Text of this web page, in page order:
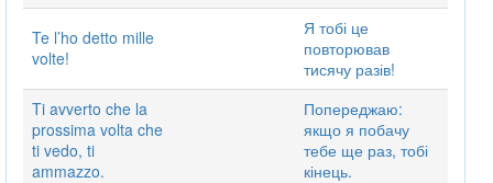
Te l’ho detto mille
volte!
Я тобі це
повторював
тисячу разів!
Ti avverto che la
prossima volta che
ti vedo, ti
ammazzo.
Попереджаю:
якщо я побачу
тебе ще раз, тобі
кінець.